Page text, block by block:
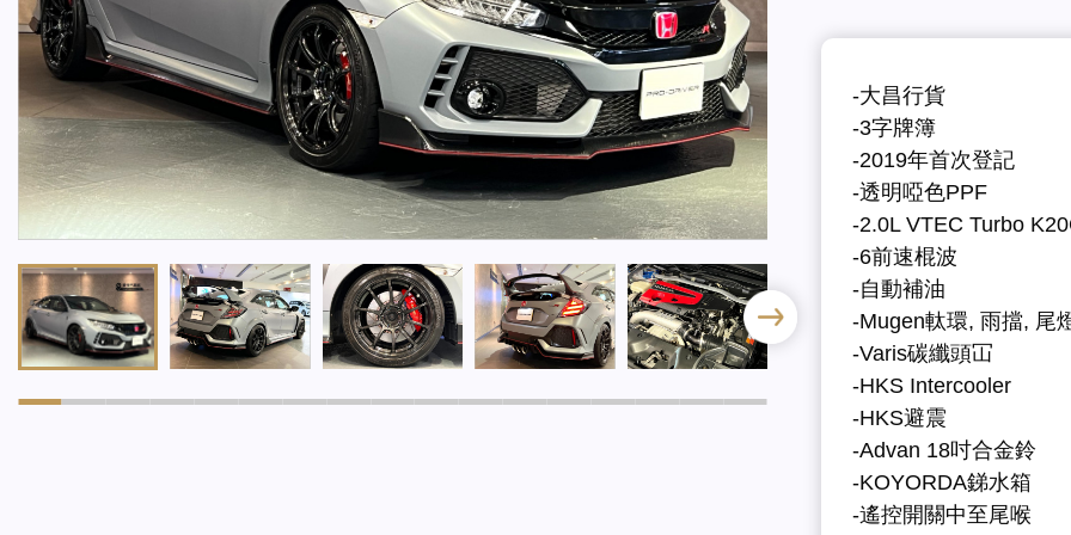
-大昌行貨
-3字牌簿
-2019年首次登記
-透明啞色PPF
-2.0L VTEC Turbo
-6前速棍波
-自動補油
-Mugen軚環, 雨擋, 尾
-Varis碳纖頭冚
-HKS Intercooler
-HKS避震
-Advan 18吋合金鈴
-KOYORDA銻水箱
-遙控開關中至尾喉